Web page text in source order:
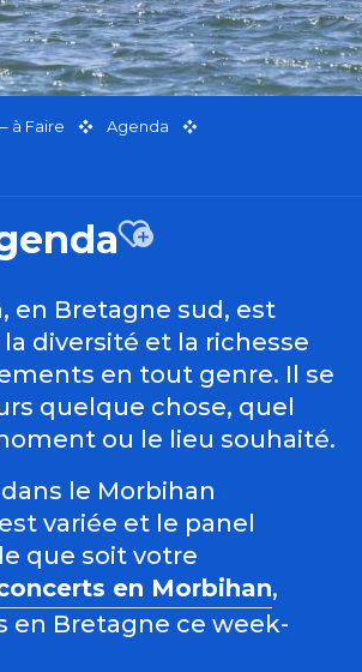
à Faire
Agenda
Ajouter aux
en Bretagne sud, est
diversité et la richesse
en tout genre. Il se
quelque chose, quel
ou le lieu souhaité.
le Morbihan
variée et le panel
que soit votre
en Morbihan,
en Bretagne ce week-